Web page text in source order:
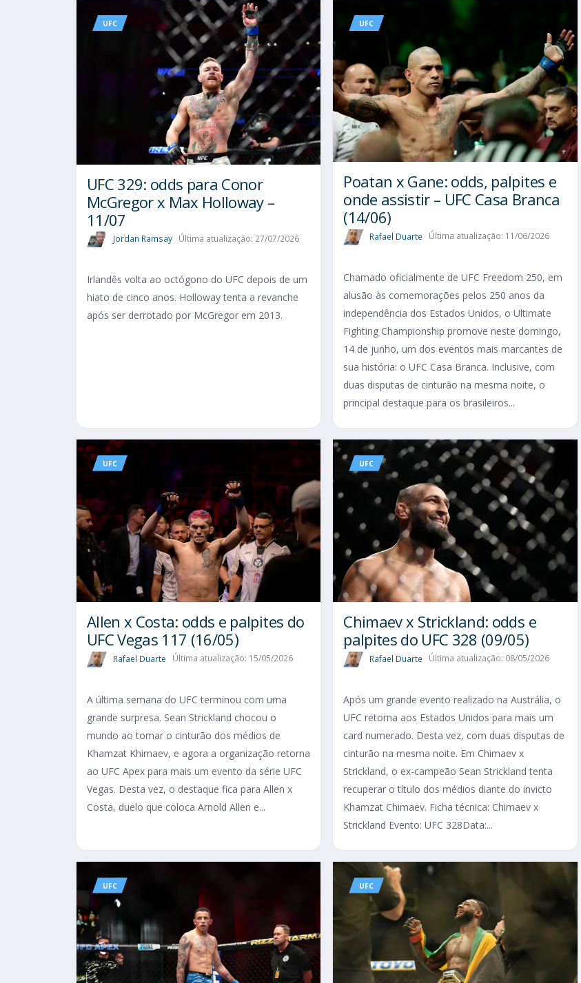
UFC
UFC 329: odds para Conor
McGregor x Max Holloway –
11/07
Jordan Ramsay Última atualização: 27/07/2026
Irlandês volta ao octógono do UFC depois de um
hiato de cinco anos. Holloway tenta a revanche
após ser derrotado por McGregor em 2013.
UFC
Poatan x Gane: odds, palpites e
onde assistir – UFC Casa Branca
(14/06)
Rafael Duarte Última atualização: 11/06/2026
Chamado oficialmente de UFC Freedom 250, em
alusão às comemorações pelos 250 anos da
independência dos Estados Unidos, o Ultimate
Fighting Championship promove neste domingo,
14 de junho, um dos eventos mais marcantes de
sua história: o UFC Casa Branca. Inclusive, com
duas disputas de cinturão na mesma noite, o
principal destaque para os brasileiros...
UFC
Allen x Costa: odds e palpites do
UFC Vegas 117 (16/05)
Rafael Duarte Última atualização: 15/05/2026
A última semana do UFC terminou com uma
grande surpresa. Sean Strickland chocou o
mundo ao tomar o cinturão dos médios de
Khamzat Khimaev, e agora a organização retorna
ao UFC Apex para mais um evento da série UFC
Vegas. Desta vez, o destaque fica para Allen x
Costa, duelo que coloca Arnold Allen e...
UFC
Chimaev x Strickland: odds e
palpites do UFC 328 (09/05)
Rafael Duarte Última atualização: 08/05/2026
Após um grande evento realizado na Austrália, o
UFC retorna aos Estados Unidos para mais um
card numerado. Desta vez, com duas disputas de
cinturão na mesma noite. Em Chimaev x
Strickland, o ex-campeão Sean Strickland tenta
recuperar o título dos médios diante do invicto
Khamzat Chimaev. Ficha técnica: Chimaev x
Strickland Evento: UFC 328Data:...
UFC UFC